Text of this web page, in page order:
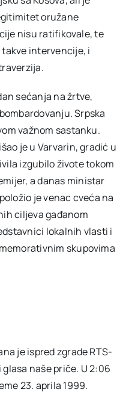
oružane
nisu ratifikovale, te
intervencije, i
sećanja na žrtve,
Srpska
važnom sastanku.
je u Varvarin, gradić u
izgubilo živote tokom
a danas ministar
je venac cveća na
ciljeva gađanom
lokalnih vlasti i
skupovima
je ispred zgrade RTS-
naše priče. U 2:06
23. aprila 1999.